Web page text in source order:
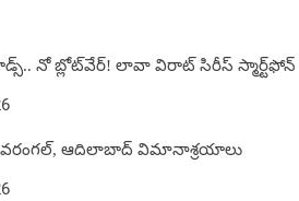
నో బ్లోట్‌వేర్! లావా విరాట్ సిరీస్ స్మార్ట్‌ఫోన్​
వరంగల్, ఆదిలాబాద్ విమానాశ్రయాలు